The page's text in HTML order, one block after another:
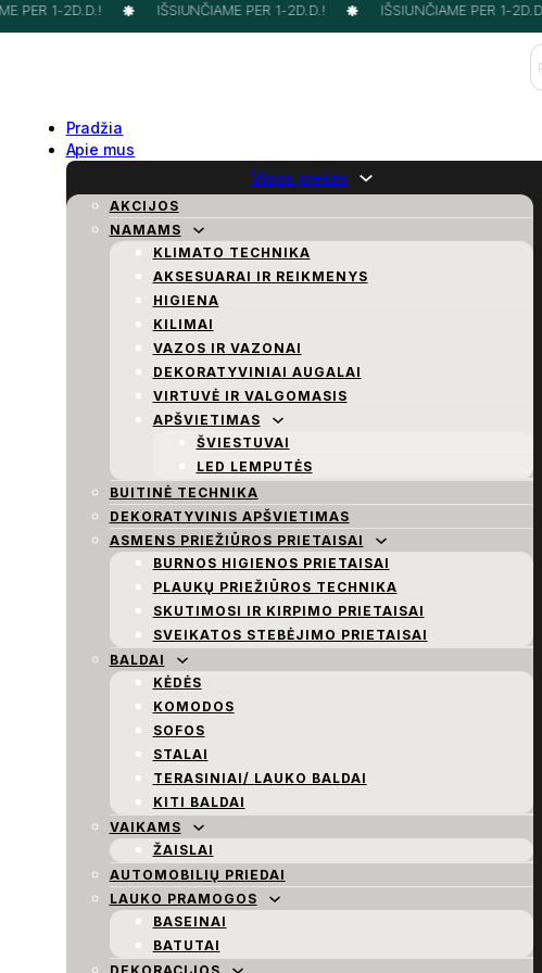
PER 1-2D.D.! IŠSIUNČIAME PER 1-2D.D.! IŠSIUNČIAME PER 1-2D.D.!
Pradžia
Apie mus
Visos prekės
AKCIJOS
NAMAMS
KLIMATO TECHNIKA
AKSESUARAI IR REIKMENYS
HIGIENA
KILIMAI
VAZOS IR VAZONAI
DEKORATYVINIAI AUGALAI
VIRTUVĖ IR VALGOMASIS
APŠVIETIMAS
ŠVIESTUVAI
LED LEMPUTĖS
BUITINĖ TECHNIKA
DEKORATYVINIS APŠVIETIMAS
ASMENS PRIEŽIŪROS PRIETAISAI
BURNOS HIGIENOS PRIETAISAI
PLAUKŲ PRIEŽIŪROS TECHNIKA
SKUTIMOSI IR KIRPIMO PRIETAISAI
SVEIKATOS STEBĖJIMO PRIETAISAI
BALDAI
KĖDĖS
KOMODOS
SOFOS
STALAI
TERASINIAI/ LAUKO BALDAI
KITI BALDAI
VAIKAMS
ŽAISLAI
AUTOMOBILIŲ PRIEDAI
LAUKO PRAMOGOS
BASEINAI
BATUTAI